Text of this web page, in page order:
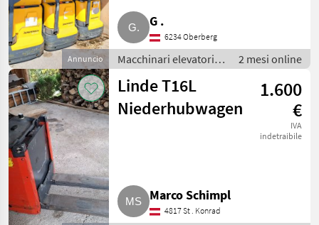
Annuncio
G .
6234 Oberberg
Macchinari elevatori e
per magazzino /
Carrello elevatore
2 mesi online
Linde T16L
Niederhubwagen
1.600
€
IVA
indetraibile
Marco Schimpl
4817 St . Konrad